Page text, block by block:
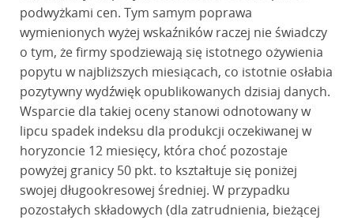
podwyżkami cen. Tym samym poprawa
wymienionych wyżej wskaźników raczej nie świadczy
o tym, że firmy spodziewają się istotnego ożywienia
popytu w najbliższych miesiącach, co istotnie osłabia
pozytywny wydźwięk opublikowanych dzisiaj danych.
Wsparcie dla takiej oceny stanowi odnotowany w
lipcu spadek indeksu dla produkcji oczekiwanej w
horyzoncie 12 miesięcy, która choć pozostaje
powyżej granicy 50 pkt. to kształtuje się poniżej
swojej długookresowej średniej. W przypadku
pozostałych składowych (dla zatrudnienia, bieżącej